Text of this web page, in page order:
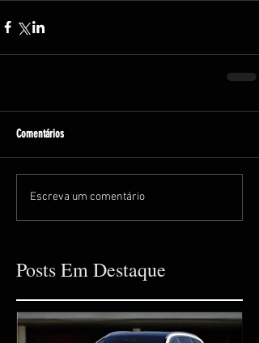
Comentários
Escreva um comentário
Posts Em Destaque